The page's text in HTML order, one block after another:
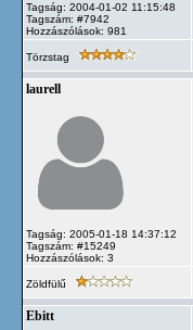
Tagság: 2004-01-02 11:15:48
Tagszám: #7942
Hozzászólások: 981
Törzstag
laurell
Tagság: 2005-01-18 14:37:12
Tagszám: #15249
Hozzászólások: 3
Zöldfülű
Ebitt